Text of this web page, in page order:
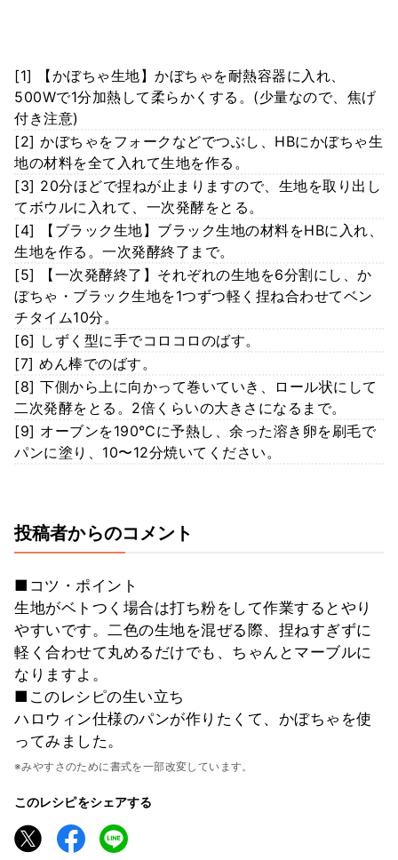
[1] 【かぼちゃ生地】かぼちゃを耐熱容器に入れ、
500Wで1分加熱して柔らかくする。(少量なので、焦げ
付き注意)
[2] かぼちゃをフォークなどでつぶし、HBにかぼちゃ生
地の材料を全て入れて生地を作る。
[3] 20分ほどで捏ねが止まりますので、生地を取り出し
てボウルに入れて、一次発酵をとる。
[4] 【ブラック生地】ブラック生地の材料をHBに入れ、
生地を作る。一次発酵終了まで。
[5] 【一次発酵終了】それぞれの生地を6分割にし、か
ぼちゃ・ブラック生地を1つずつ軽く捏ね合わせてベン
チタイム10分。
[6] しずく型に手でコロコロのばす。
[7] めん棒でのばす。
[8] 下側から上に向かって巻いていき、ロール状にして
二次発酵をとる。2倍くらいの大きさになるまで。
[9] オーブンを190℃に予熱し、余った溶き卵を刷毛で
パンに塗り、10〜12分焼いてください。
投稿者からのコメント
■コツ・ポイント
生地がベトつく場合は打ち粉をして作業するとやり
やすいです。二色の生地を混ぜる際、捏ねすぎずに
軽く合わせて丸めるだけでも、ちゃんとマーブルに
なりますよ。
■このレシピの生い立ち
ハロウィン仕様のパンが作りたくて、かぼちゃを使
ってみました。
※みやすさのために書式を一部改変しています。
このレシピをシェアする